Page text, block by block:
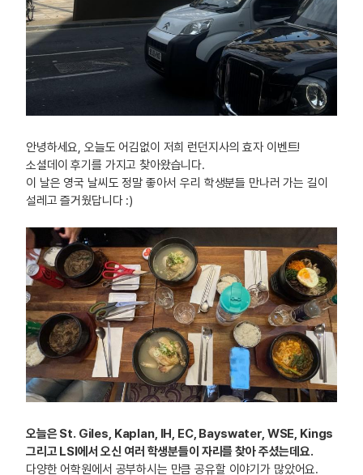
안녕하세요, 오늘도 어김없이 저희 런던지사의 효자 이벤트!
소셜데이 후기를 가지고 찾아왔습니다.
이 날은 영국 날씨도 정말 좋아서 우리 학생분들 만나러 가는 길이
설레고 즐거웠답니다 :)
오늘은 St. Giles, Kaplan, IH, EC, Bayswater, WSE, Kings
그리고 LSI에서 오신 여러 학생분들이 자리를 찾아 주셨는데요.
다양한 어학원에서 공부하시는 만큼 공유할 이야기가 많았어요.